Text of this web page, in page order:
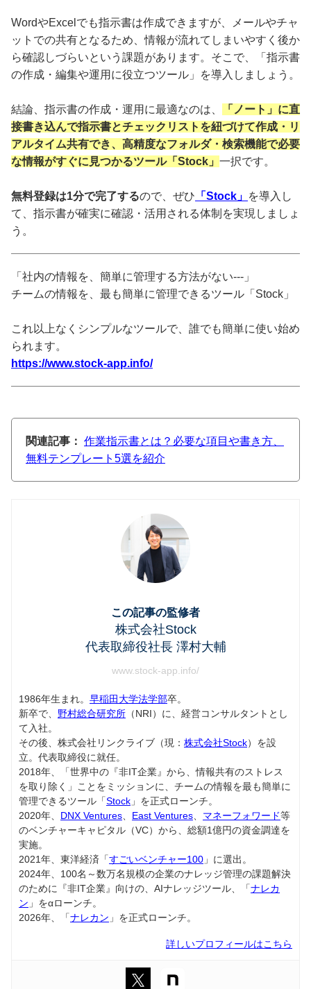
WordやExcelでも指示書は作成できますが、メールやチャ
ットでの共有となるため、情報が流れてしまいやすく後か
ら確認しづらいという課題があります。そこで、「指示書
の作成・編集や運用に役立つツール」を導入しましょう。
結論、指示書の作成・運用に最適なのは、
「ノート」に直
接書き込んで指示書とチェックリストを紐づけて作成・リ
アルタイム共有でき、高精度なフォルダ・検索機能で必要
な情報がすぐに見つかるツール「Stock」 一択です。
無料登録は1分で完了するので、ぜひ 「Stock」 を導入し
て、指示書が確実に確認・活用される体制を実現しましょ
う。
「社内の情報を、簡単に管理する方法がない---」
チームの情報を、最も簡単に管理できるツール「Stock」
これ以上なくシンプルなツールで、誰でも簡単に使い始め
られます。
https://www.stock-app.info/
関連記事： 作業指示書とは？必要な項目や書き方、
無料テンプレート5選を紹介
この記事の監修者
株式会社Stock
代表取締役社長 澤村大輔
www.stock-app.info/
1986年生まれ。 早稲田大学法学部卒。
新卒で、 野村総合研究所 （NRI）に、経営コンサルタントとし
て入社。
その後、株式会社リンクライブ（現： 株式会社Stock）を設
立。代表取締役に就任。
2018年、「世界中の『非IT企業』から、情報共有のストレス
を取り除く」ことをミッションに、チームの情報を最も簡単に
管理できるツール「Stock 」を正式ローンチ。
2020年、 DNX Ventures、 East Ventures、 マネーフォワード等
のベンチャーキャピタル（VC）から、総額1億円の資金調達を
実施。
2021年、東洋経済「すごいベンチャー100 」に選出。
2024年、100名～数万名規模の企業のナレッジ管理の課題解決
のために『非IT企業』向けの、AIナレッジツール、「ナレカ
ン 」をαローンチ。
2026年、「ナレカン 」を正式ローンチ。
詳しいプロフィールはこちら